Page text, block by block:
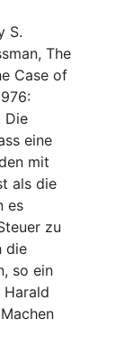
S.
The
Case of
Die
eine
mit
als die
es
zu
die
so ein